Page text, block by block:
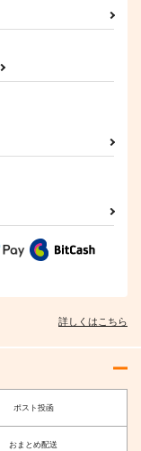
pk510
2,999
詳しくはこちら
ポスト投函
おまとめ配送